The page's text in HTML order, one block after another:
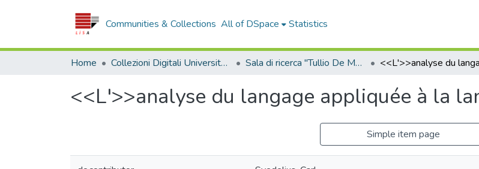
Communities & Collections All of DSpace Statistics
Home Collezioni Digitali Università della Calabria Sala di ricerca "Tullio De Mauro"
<<L'>>analyse du langage appliquée à la
Simple item page